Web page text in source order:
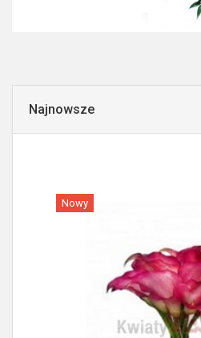
Najnowsze
Nowy